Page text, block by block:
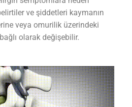
ve şiddetleri kaymanın
veya omurilik üzerindeki
olarak değişebilir.